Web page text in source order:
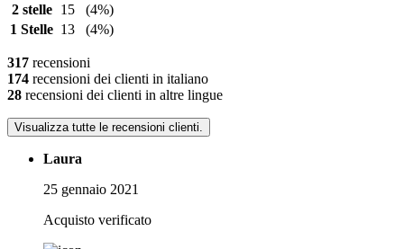
2 stelle
15
(4%)
1 Stelle 13 (4%)
317 recensioni
174 recensioni dei clienti in italiano
28 recensioni dei clienti in altre lingue
Visualizza tutte le recensioni clienti.
Laura
25 gennaio 2021
Acquisto verificato